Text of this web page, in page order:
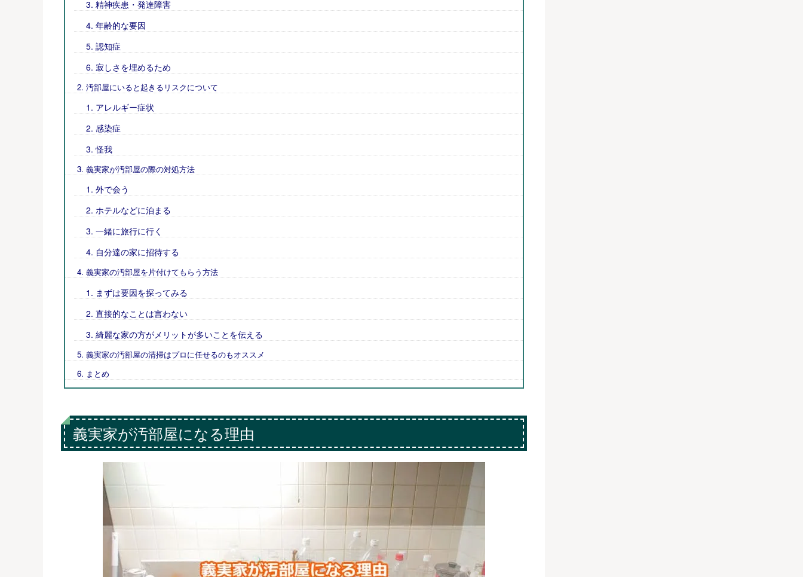
精神疾患・発達障害
年齢的な要因
認知症
寂しさを埋めるため
汚部屋にいると起きるリスクについて
アレルギー症状
感染症
怪我
義実家が汚部屋の際の対処方法
外で会う
ホテルなどに泊まる
一緒に旅行に行く
自分達の家に招待する
義実家の汚部屋を片付けてもらう方法
まずは要因を探ってみる
直接的なことは言わない
綺麗な家の方がメリットが多いことを伝える
義実家の汚部屋の清掃はプロに任せるのもオススメ
まとめ
義実家が汚部屋になる理由